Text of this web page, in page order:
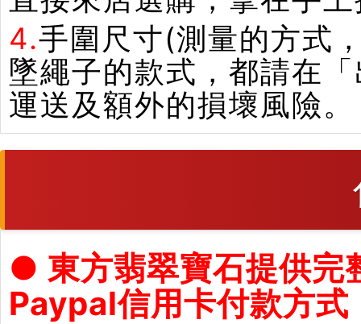
4.手圍尺寸(測量的方式
墜繩子的款式，都請在
運送及額外的損壞風險。
● 東方翡翠寶石提供完
Paypal信用卡付款方式